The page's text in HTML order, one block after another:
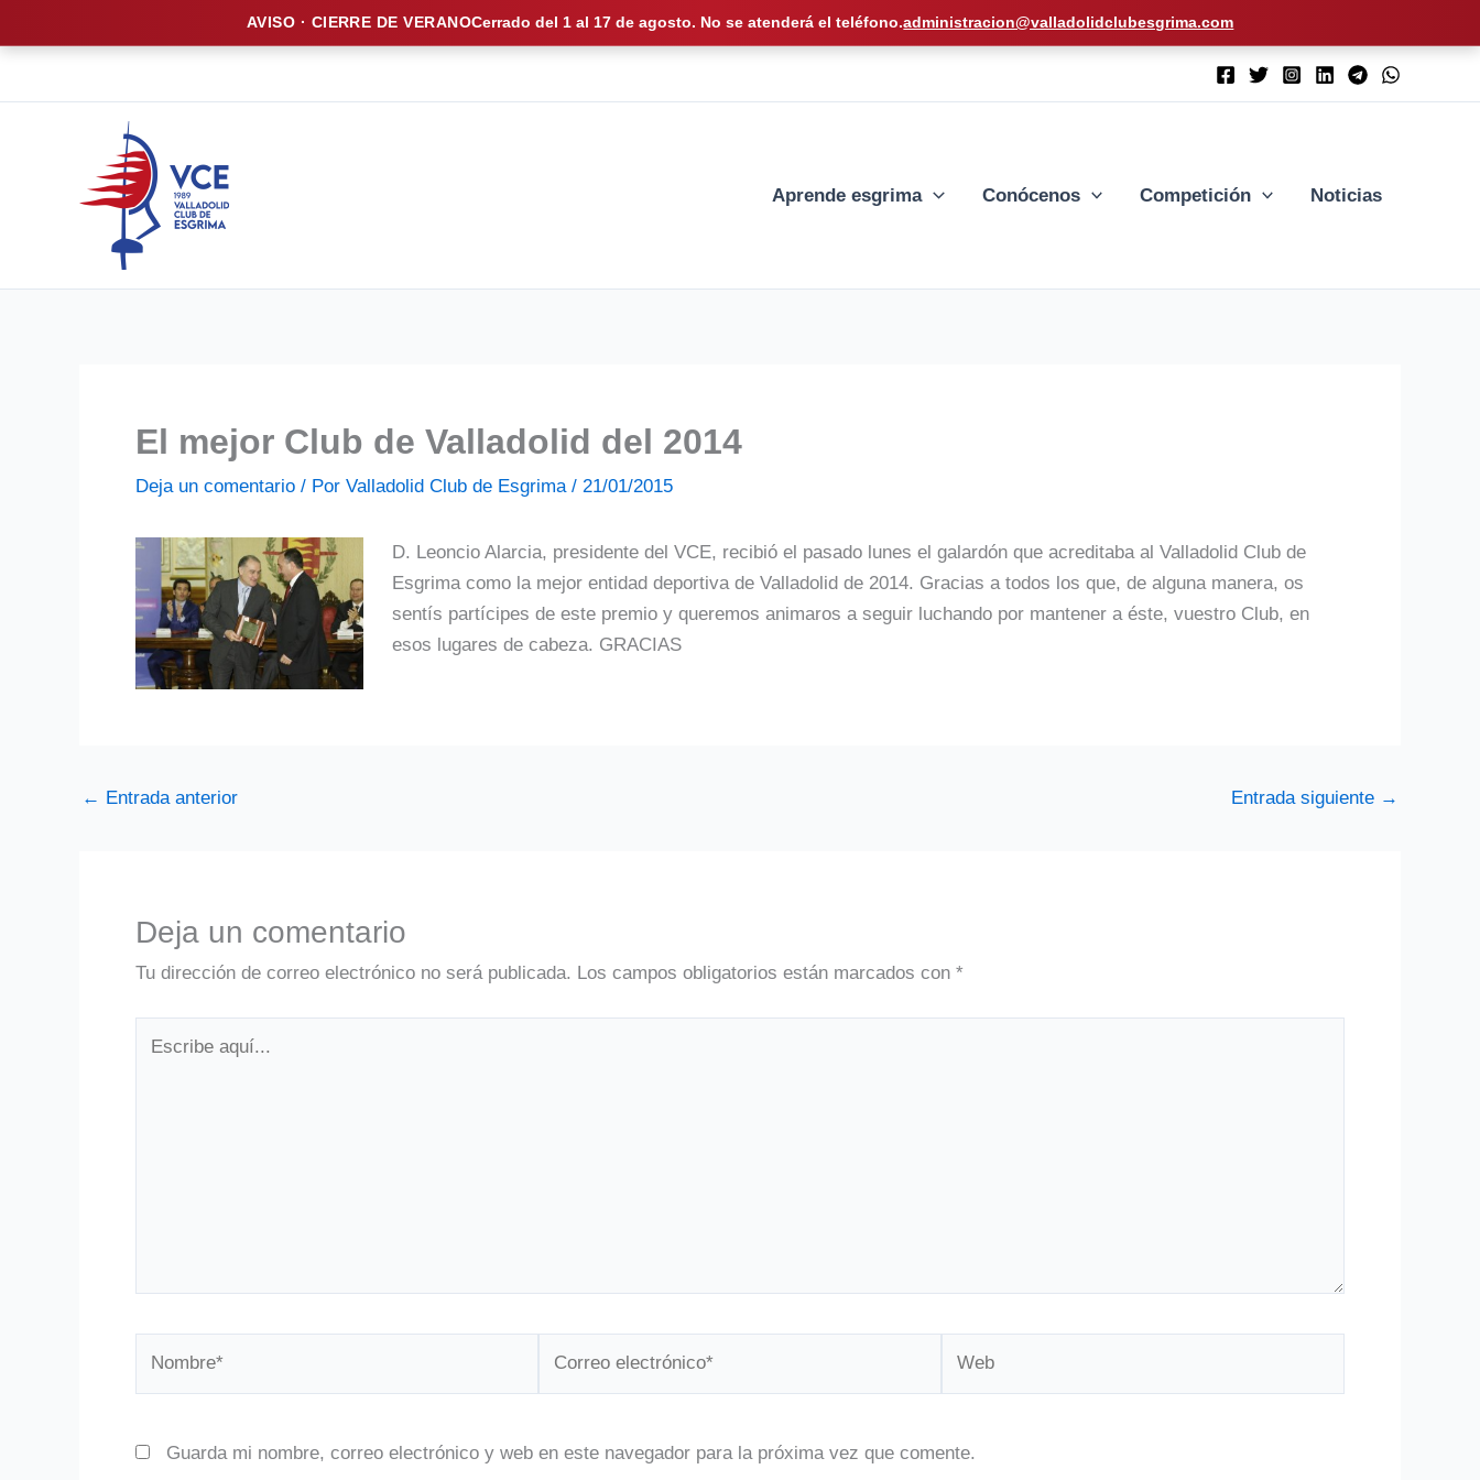
AVISO · CIERRE DE VERANOCerrado del 1 al 17 de agosto. No se atenderá el teléfono.administracion@valladolidclubesgrima.com
Aprende esgrima Conócenos Competición Noticias
El mejor Club de Valladolid del 2014
Deja un comentario / Por Valladolid Club de Esgrima / 21/01/2015
D. Leoncio Alarcia, presidente del VCE, recibió el pasado lunes el galardón que acreditaba al Valladolid Club de
Esgrima como la mejor entidad deportiva de Valladolid de 2014. Gracias a todos los que, de alguna manera, os
sentís partícipes de este premio y queremos animaros a seguir luchando por mantener a éste, vuestro Club, en
esos lugares de cabeza. GRACIAS
← Entrada anterior Entrada siguiente →
Deja un comentario
Tu dirección de correo electrónico no será publicada. Los campos obligatorios están marcados con *
Guarda mi nombre, correo electrónico y web en este navegador para la próxima vez que comente.